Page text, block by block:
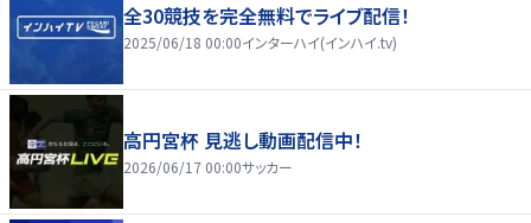
全30競技を完全無料でライブ配信！
2025/06/18 00:00インターハイ(インハイ.tv)
高円宮杯 見逃し動画配信中！
2026/06/17 00:00サッカー